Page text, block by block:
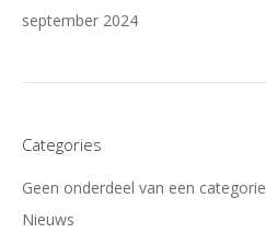
september 2024
Categories
Geen onderdeel van een categorie
Nieuws